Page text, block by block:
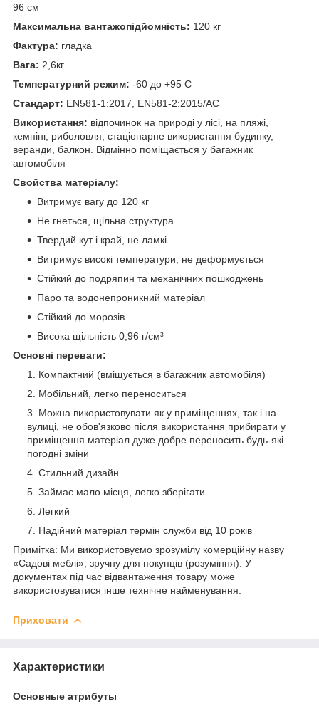
96 см
Максимальна вантажопідйомність: 120 кг
Фактура: гладка
Вага: 2,6кг
Температурний режим: -60 до +95 С
Стандарт: EN581-1:2017, EN581-2:2015/AC
Використання: відпочинок на природі у лісі, на пляжі,
кемпінг, риболовля, стаціонарне використання будинку,
веранди, балкон. Відмінно поміщається у багажник
автомобіля
Свойства матеріалу:
Витримує вагу до 120 кг
Не гнеться, щільна структура
Твердий кут і край, не ламкі
Витримує високі температури, не деформується
Стійкий до подряпин та механічних пошкоджень
Паро та водонепроникний матеріал
Стійкий до морозів
Висока щільність 0,96 г/см³
Основні переваги:
Компактний (вміщується в багажник автомобіля)
Мобільний, легко переноситься
Можна використовувати як у приміщеннях, так і на
вулиці, не обов'язково після використання прибирати у
приміщення матеріал дуже добре переносить будь-які
погодні зміни
Стильний дизайн
Займає мало місця, легко зберігати
Легкий
Надійний матеріал термін служби від 10 років
Примітка: Ми використовуємо зрозумілу комерційну назву
«Садові меблі», зручну для покупців (розуміння). У
документах під час відвантаження товару може
використовуватися інше технічне найменування.
Приховати
Характеристики
Основные атрибуты